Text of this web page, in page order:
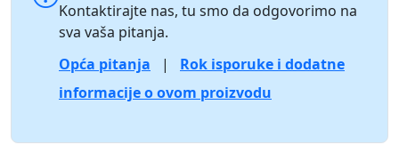
Kontaktirajte nas, tu smo da odgovorimo na
sva vaša pitanja.
Opća pitanja
|
Rok isporuke i dodatne
informacije o ovom proizvodu